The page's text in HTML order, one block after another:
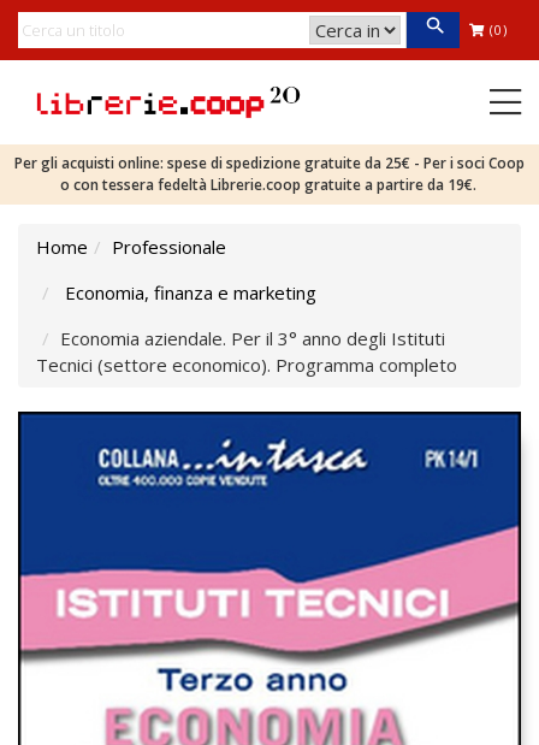
(0)
Per gli acquisti online: spese di spedizione gratuite da 25€ - Per i soci Coop
o con tessera fedeltà Librerie.coop gratuite a partire da 19€.
Home
Professionale
Economia, finanza e marketing
Economia aziendale. Per il 3° anno degli Istituti
Tecnici (settore economico). Programma completo